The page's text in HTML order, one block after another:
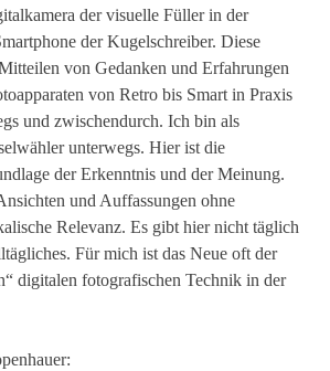
der visuelle Füller in der
der Kugelschreiber. Diese
von Gedanken und Erfahrungen
von Retro bis Smart in Praxis
und zwischendurch. Ich bin als
unterwegs. Hier ist die
der Erkenntnis und der Meinung.
und Auffassungen ohne
Relevanz. Es gibt hier nicht täglich
Für mich ist das Neue oft der
digitalen fotografischen Technik in der